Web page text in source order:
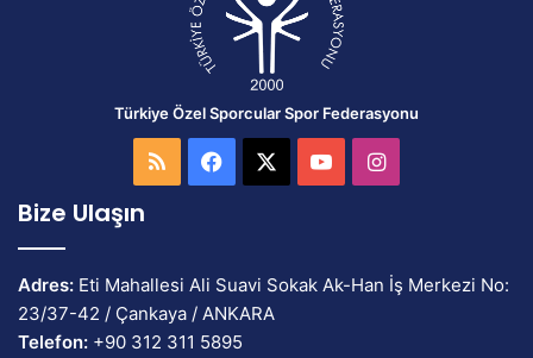
Türkiye Özel Sporcular Spor Federasyonu
RSS Facebook YouTubeInstagram
Bize Ulaşın
Adres: Eti Mahallesi Ali Suavi Sokak Ak-Han İş Merkezi No:
23/37-42 / Çankaya / ANKARA
Telefon: +90 312 311 5895